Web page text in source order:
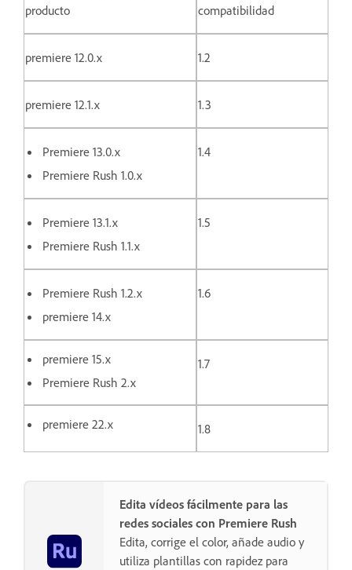
producto
compatibilidad
premiere 12.0.x 1.2
premiere 12.1.x 1.3
Premiere 13.0.x
Premiere Rush 1.0.x
1.4
Premiere 13.1.x
Premiere Rush 1.1.x
1.5
Premiere Rush 1.2.x
premiere 14.x
1.6
premiere 15.x
Premiere Rush 2.x
1.7
premiere 22.x 1.8
Edita vídeos fácilmente para las
redes sociales con Premiere Rush
Edita, corrige el color, añade audio y
utiliza plantillas con rapidez para